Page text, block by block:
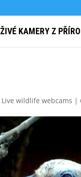
ŽIVÉ KAMERY Z
Live wildlife webcams |